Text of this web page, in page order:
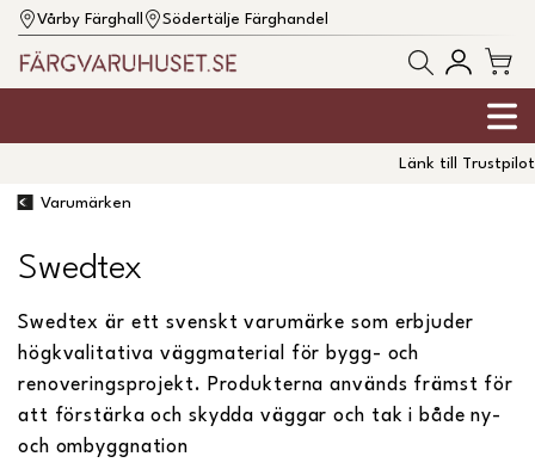
Vårby Färghall Södertälje Färghandel
Länk till Trustpilot
Varumärken
Swedtex
Swedtex är ett svenskt varumärke som erbjuder
högkvalitativa väggmaterial för bygg- och
renoveringsprojekt. Produkterna används främst för
att förstärka och skydda väggar och tak i både ny-
och ombyggnation